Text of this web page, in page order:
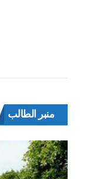
منبر الطالب